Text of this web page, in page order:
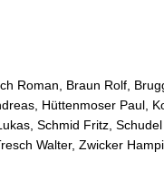
Roman, Braun Rolf,
Hüttenmoser Paul,
Schmid Fritz, Schudel
Walter, Zwicker